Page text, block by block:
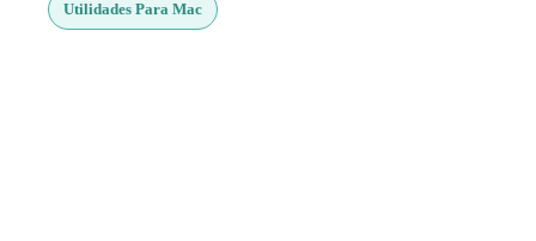
Utilidades Para Mac